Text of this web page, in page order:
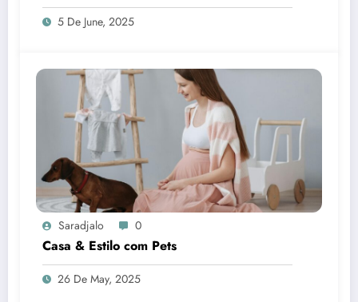
5 De June, 2025
Saradjalo 0
Casa & Estilo com Pets
26 De May, 2025